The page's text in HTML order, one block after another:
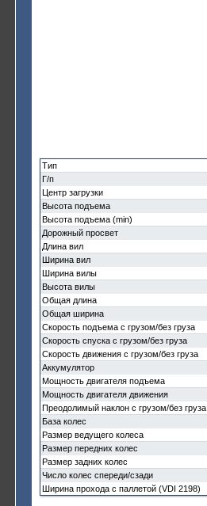
Тип
Г/п
Центр загрузки
Высота подъема
Высота подъема (min)
Дорожный просвет
Длина вил
Ширина вил
Ширина вилы
Высота вилы
Общая длина
Общая ширина
Скорость подъема с грузом/без груза
Скорость спуска с грузом/без груза
Скорость движения с грузом/без груза
Аккумулятор
Мощность двигателя подъема
Мощность двигателя движения
Преодолимый наклон с грузом/без груза
База колес
Размер ведущего колеса
Размер передних колес
Размер задних колес
Число колес спереди/сзади
Ширина прохода с паллетой (VDI 2198)